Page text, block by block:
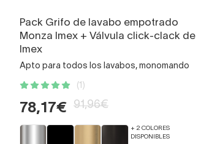
Pack Grifo de lavabo empotrado
Monza Imex + Válvula click-clack de
Imex
Apto para todos los lavabos, monomando
(1)
78,17€ 91,96€
+ 2 COLORES
DISPONIBLES